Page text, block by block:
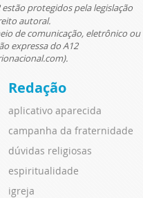
protegidos pela legislação
autoral.
de comunicação, eletrônico ou
expressa do A12
Redação
aplicativo aparecida
campanha da fraternidade
dúvidas religiosas
espiritualidade
igreja